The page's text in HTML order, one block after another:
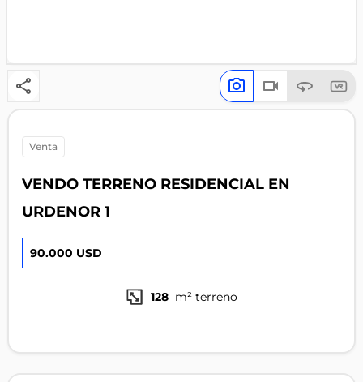
venta
VENDO TERRENO RESIDENCIAL EN
URDENOR 1
90.000 USD
128 m² terreno